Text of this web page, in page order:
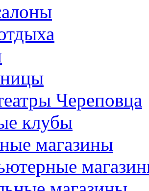
Череповца
клубы
магазины